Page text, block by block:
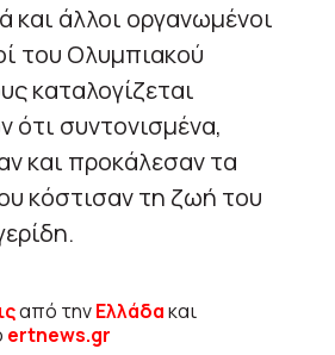
και άλλοι οργανωμένοι
του Ολυμπιακού
καταλογίζεται
ότι συντονισμένα,
και προκάλεσαν τα
κόστισαν τη ζωή του
από τηνΕλλάδακαι
ertnews.gr